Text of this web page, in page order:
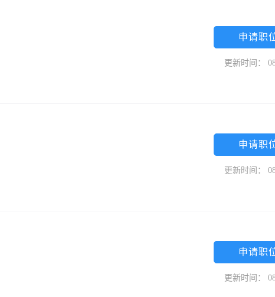
申请职
更新时间：
申请职
更新时间：
申请职
更新时间：